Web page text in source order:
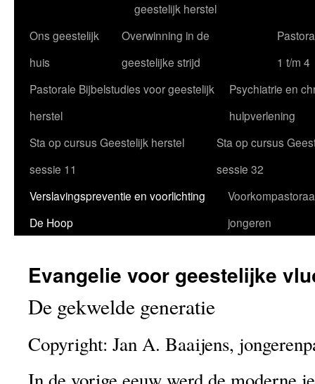
geestelijk herstel
Ons geestelijk
huis
Overwinning in de
geestelijke strijd
1 t/m 4
Pastorale Bijbelstudies voor geestelijk
herstel
Psychiatrie en
hulpverlening
Sta op cursus Geestelijk herstel
sessie 11
Sta op cursus
sessie 32
Verslavingspreventie en voorlichting
De Hoop
jongeren
Evangelie voor geestelijke
De gekwelde generatie
Copyright: Jan A. Baaijens,